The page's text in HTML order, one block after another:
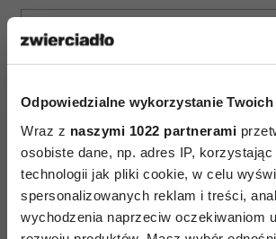
Odpowiedzialne wykorzystanie Twoich
Wraz z naszymi 1022 partnerami
osobiste dane, np. adres IP,
technologii jak pliki cookie, w celu
spersonalizowanych reklam i treści,
wychodzenia naprzeciw oczekiwaniom